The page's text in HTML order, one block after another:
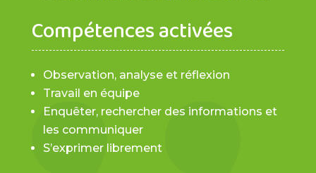
Compétences activées
Observation, analyse et réflexion
Travail en équipe
Enquêter, rechercher des informations et
les communiquer
S’exprimer librement